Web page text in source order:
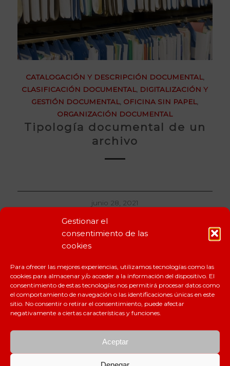
Gestionar el
consentimiento de las
cookies
Para ofrecer las mejores experiencias, utilizamos tecnologías como las
cookies para almacenar y/o acceder a la información del dispositivo. El
consentimiento de estas tecnologías nos permitirá procesar datos como
el comportamiento de navegación o las identificaciones únicas en este
sitio. No consentir o retirar el consentimiento, puede afectar
negativamente a ciertas características y funciones.
Aceptar
CATALOGACIÓN Y DESCRIPCIÓN DOCUMENTAL,
CLASIFICACIÓN DOCUMENTAL, DIGITALIZACIÓN Y
GESTIÓN DOCUMENTAL, OFICINA SIN PAPEL,
ORGANIZACIÓN DOCUMENTAL
Tipología documental de un
archivo
junio 28, 2021